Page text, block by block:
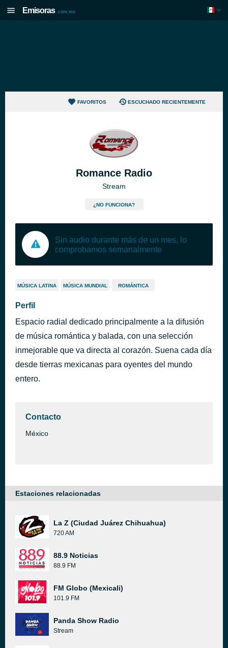
Emisoras .com.mx
FAVORITOS ESCUCHADO RECIENTEMENTE
Romance Radio
Stream
¿NO FUNCIONA?
Sin audio durante más de un mes, lo
comprobamos semanalmente
MÚSICA LATINA MÚSICA MUNDIAL ROMÁNTICA
Perfil
Espacio radial dedicado principalmente a la difusión
de música romántica y balada, con una selección
inmejorable que va directa al corazón. Suena cada día
desde tierras mexicanas para oyentes del mundo
entero.
Contacto
México
Estaciones relacionadas
La Z (Ciudad Juárez Chihuahua)
720 AM
88.9 Noticias
88.9 FM
FM Globo (Mexicali)
101.9 FM
Panda Show Radio
Stream